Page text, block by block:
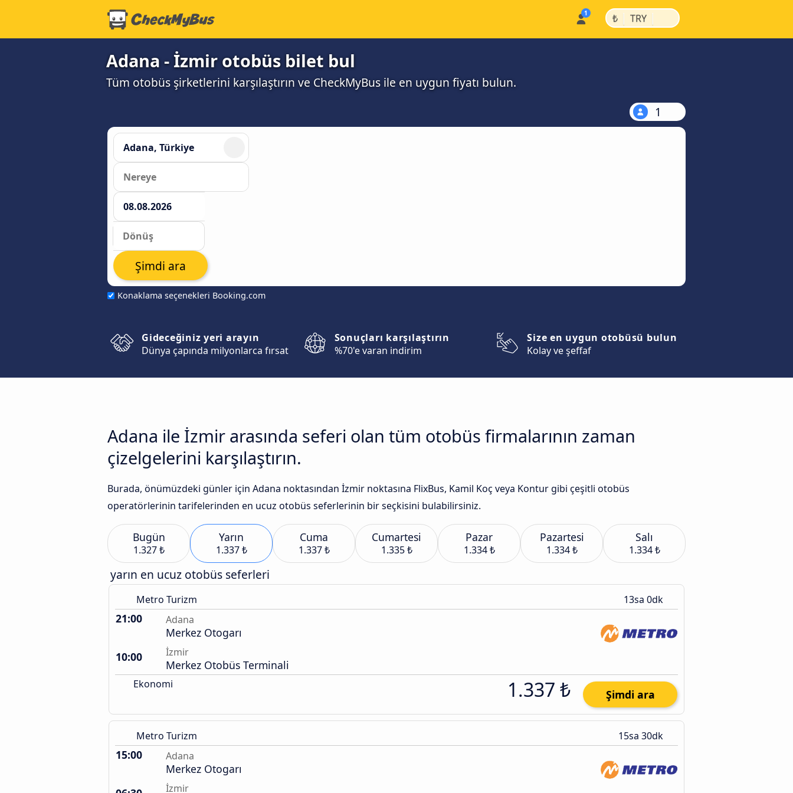
₺ | TRY |
Adana - İzmir otobüs bilet bul
Tüm otobüs şirketlerini karşılaştırın ve CheckMyBus ile en uygun fiyatı bulun.
1
Konaklama seçenekleri Booking.com
Şimdi ara
Gideceğiniz yeri arayın
Dünya çapında milyonlarca fırsat
Sonuçları karşılaştırın
%70'e varan indirim
Size en uygun otobüsü bulun
Kolay ve şeffaf
Adana ile İzmir arasında seferi olan tüm otobüs firmalarının zaman
çizelgelerini karşılaştırın.
Burada, önümüzdeki günler için Adana noktasından İzmir noktasına FlixBus, Kamil Koç veya Kontur gibi çeşitli otobüs
operatörlerinin tarifelerinden en ucuz otobüs seferlerinin bir seçkisini bulabilirsiniz.
Bugün
1.327 ₺
Yarın
1.337 ₺
Cuma
1.337 ₺
Cumartesi
1.335 ₺
Pazar
1.334 ₺
Pazartesi
1.334 ₺
Salı
1.334 ₺
yarın en ucuz otobüs seferleri
Metro Turizm 13sa 0dk
21:00 Adana
Merkez Otogarı
10:00
İzmir
Merkez Otobüs Terminali
Ekonomi 1.337 ₺ Şimdi ara
Metro Turizm 15sa 30dk
15:00 Adana
Merkez Otogarı
İzmir